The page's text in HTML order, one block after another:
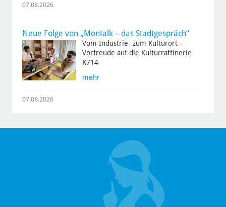
07.08.2026
Neue Folge von „Montalk – das Stadtgespräch“
Vom Industrie- zum Kulturort –
Vorfreude auf die Kulturraffinerie
K714
mehr
07.08.2026